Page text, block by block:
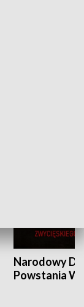
Narodowy
Powstania